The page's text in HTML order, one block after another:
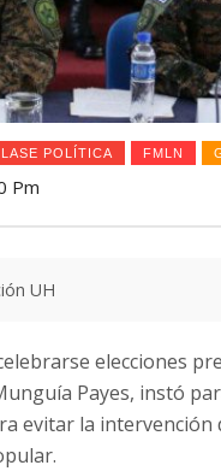
POLÍTICA FMLN
Pm
UH
elecciones
Payes, instó
evitar la intervención